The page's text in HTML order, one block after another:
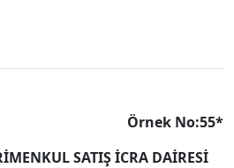
Örnek No:55*
SATIŞ İCRA DAİRESİ